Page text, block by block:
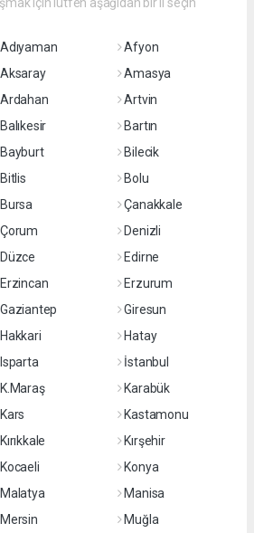
Adıyaman
Afyon
Aksaray
Amasya
Ardahan
Artvin
Balıkesir
Bartın
Bayburt
Bilecik
Bitlis
Bolu
Bursa
Çanakkale
Çorum
Denizli
Düzce
Edirne
Erzincan
Erzurum
Gaziantep
Giresun
Hakkari
Hatay
Isparta
İstanbul
K.Maraş
Karabük
Kars
Kastamonu
Kırıkkale
Kırşehir
Kocaeli
Konya
Malatya
Manisa
Mersin Muğla